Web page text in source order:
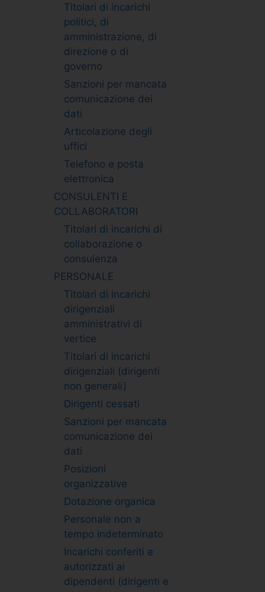
Titolari di incarichi
politici, di
amministrazione, di
direzione o di
governo
Sanzioni per mancata
comunicazione dei
dati
Articolazione degli
uffici
Telefono e posta
elettronica
CONSULENTI E
COLLABORATORI
Titolari di incarichi di
collaborazione o
consulenza
PERSONALE
Titolari di incarichi
dirigenziali
amministrativi di
vertice
Titolari di incarichi
dirigenziali (dirigenti
non generali)
Dirigenti cessati
Sanzioni per mancata
comunicazione dei
dati
Posizioni
organizzative
Dotazione organica
Personale non a
tempo indeterminato
Incarichi conferiti e
autorizzati ai
dipendenti (dirigenti e